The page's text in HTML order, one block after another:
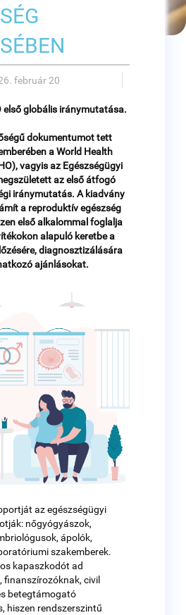
február 20
első globális iránymutatása.
dokumentumot tett
a World Health
vagyis az Egészségügyi
az első átfogó
iránymutatás. A kiadvány
a reproduktív egészség
első alkalommal foglalja
alapuló keretbe a
diagnosztizálására
ajánlásokat.
az egészségügyi
nőgyógyászok,
ápolók,
szakemberek.
kapaszkodót ad
finanszírozóknak, civil
betegtámogató
hiszen rendszerszintű